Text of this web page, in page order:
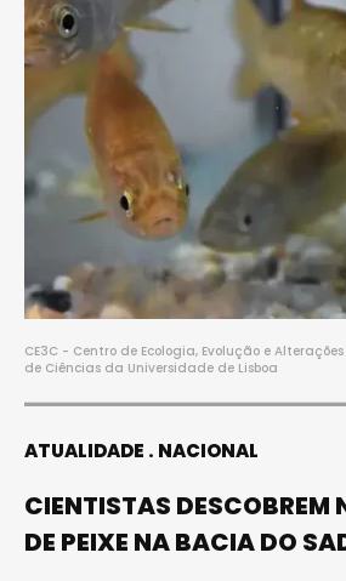
CE3C - Centro de Ecologia, Evolução e
de Ciências da Universidade de Lisboa
ATUALIDADE NACIONAL
CIENTISTAS DESCOBREM
DE PEIXE NA BACIA DO